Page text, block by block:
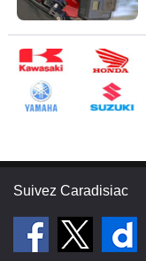
Suivez Caradisiac